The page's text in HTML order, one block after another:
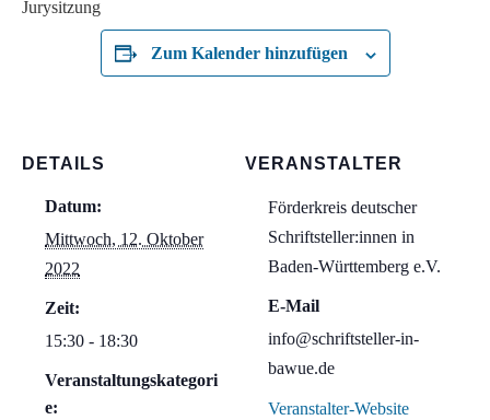
Jurysitzung
Zum Kalender hinzufügen
DETAILS
Datum:
Mittwoch, 12. Oktober
2022
Zeit:
15:30 - 18:30
Veranstaltungskategori
e:
VERANSTALTER
Förderkreis deutscher
Schriftsteller:innen in
Baden-Württemberg e.V.
E-Mail
info@schriftsteller-in-
bawue.de
Veranstalter-Website